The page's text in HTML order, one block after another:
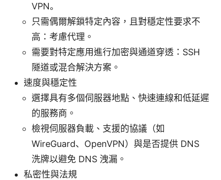
VPN。
只需偶爾解鎖特定內容，且對穩定性要求不
高：考慮代理。
需要對特定應用進行加密與通道穿透：SSH
隧道或混合解決方案。
速度與穩定性
選擇具有多個伺服器地點、快速連線和低延遲
的服務商。
檢視伺服器負載、支援的協議（如
WireGuard、OpenVPN）與是否提供 DNS
洗牌以避免 DNS 洩漏。
私密性與法規